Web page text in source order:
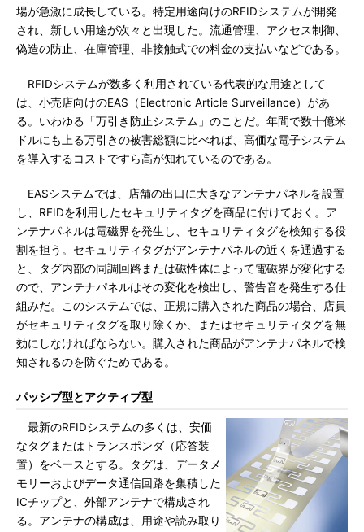
場が急激に成長している。特定用途向けのRFIDシステムが開発
され、新しい用途が次々と出現した。流通管理、アクセス制御、
偽造の防止、在庫管理、非接触式での料金の支払いなどである。
RFIDシステムが数多く利用されている代表的な用途として
は、小売店向けのEAS（Electronic Article Surveillance）があ
る。いわゆる「万引き防止システム」のことだ。年間で数十億米
ドルにも上る万引きの被害総額に比べれば、高価な電子システム
を導入するコストですら高が知れているのである。
EASシステムでは、店舗の出口に大きなアンテナパネルを設置
し、RFIDを利用したセキュリティタグを商品に付けておく。ア
ンテナパネルは電磁界を発生し、セキュリティタグを検知する役
割を担う。セキュリティタグがアンテナパネルの近くを通過する
と、タグ内部の同調回路または磁性体によって電磁界が変化する
ので、アンテナパネルはその変化を検出し、警告音を発生する仕
組みだ。このシステムでは、正規に購入された商品の場合、店員
がセキュリティタグを取り除くか、またはセキュリティタグを無
効にしなければならない。購入された商品がアンテナパネルで検
知されるのを防ぐためである。
パッシブ型とアクティブ型
最新のRFIDシステムの多くは、安価
なタグまたはトランスポンダ（応答装
置）をベースとする。タグは、データメ
モリーおよびデータ通信回路を集積した
ICチップと、外部アンテナで構成され
る。アンテナの構成は、用途や読み取り